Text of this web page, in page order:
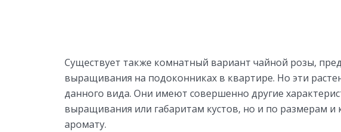
Существует также комнатный вариант чайной розы,
выращивания на подоконниках в квартире. Но эти
данного вида. Они имеют совершенно другие
выращивания или габаритам кустов, но и по размерам и
аромату.